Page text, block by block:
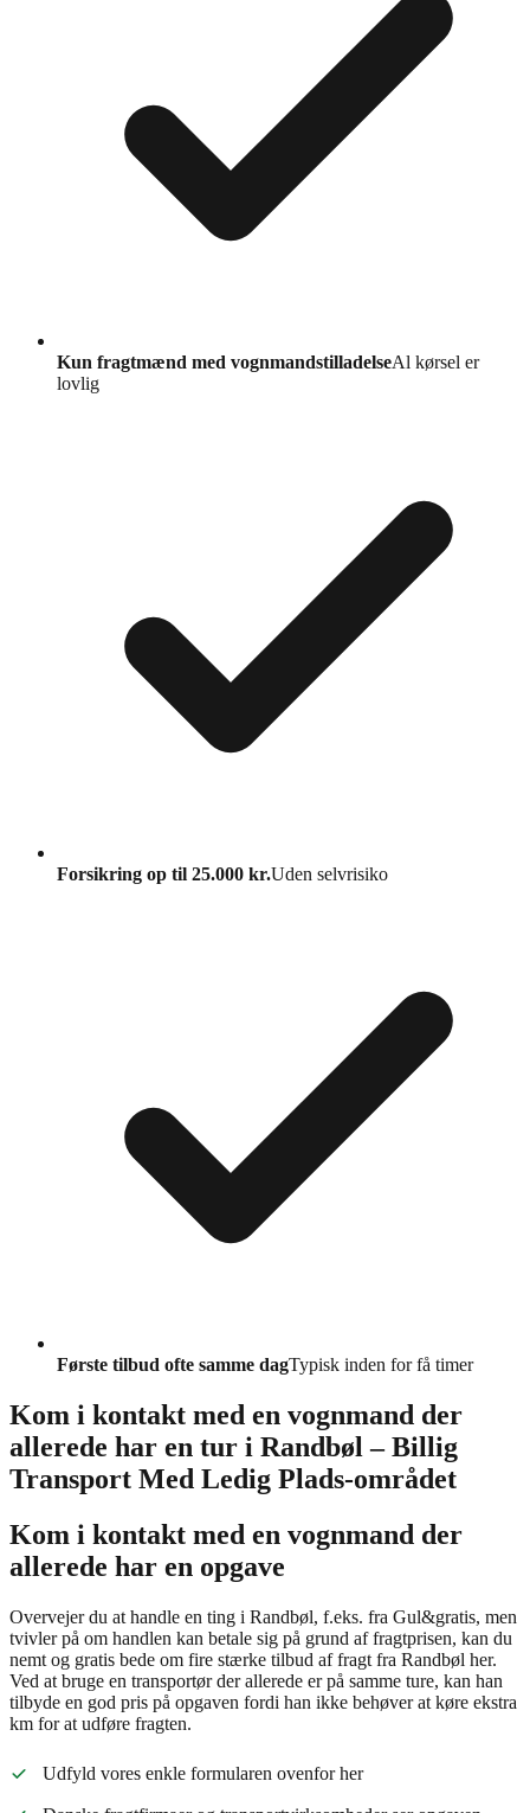
Kun fragtmænd med vognmandstilladelseAl kørsel er
lovlig
Forsikring op til 25.000 kr.Uden selvrisiko
Første tilbud ofte samme dagTypisk inden for få timer
Kom i kontakt med en vognmand der
allerede har en tur i Randbøl – Billig
Transport Med Ledig Plads-området
Kom i kontakt med en vognmand der
allerede har en opgave
Overvejer du at handle en ting i Randbøl, f.eks. fra Gul&gratis, men
tvivler på om handlen kan betale sig på grund af fragtprisen, kan du
nemt og gratis bede om fire stærke tilbud af fragt fra Randbøl her.
Ved at bruge en transportør der allerede er på samme ture, kan han
tilbyde en god pris på opgaven fordi han ikke behøver at køre ekstra
km for at udføre fragten.
Udfyld vores enkle formularen ovenfor her